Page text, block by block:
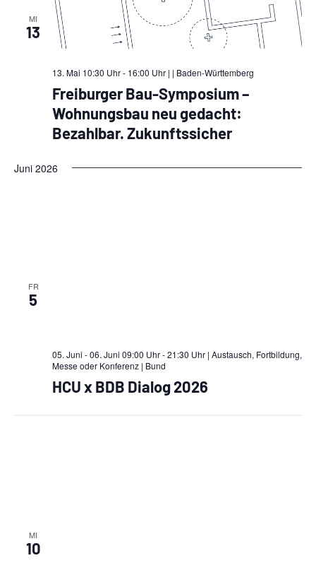
MI
13
13. Mai 10:30 Uhr - 16:00 Uhr | | Baden-Württemberg
Freiburger Bau-Symposium –
Wohnungsbau neu gedacht:
Bezahlbar. Zukunftssicher
Juni 2026
FR
5
05. Juni - 06. Juni 09:00 Uhr - 21:30 Uhr | Austausch, Fortbildung,
Messe oder Konferenz | Bund
HCU x BDB Dialog 2026
MI
10